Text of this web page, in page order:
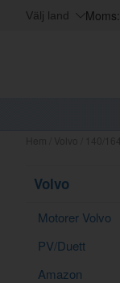
Välj land Moms:
Volvo
Motorer Volvo
PV/Duett
Amazon